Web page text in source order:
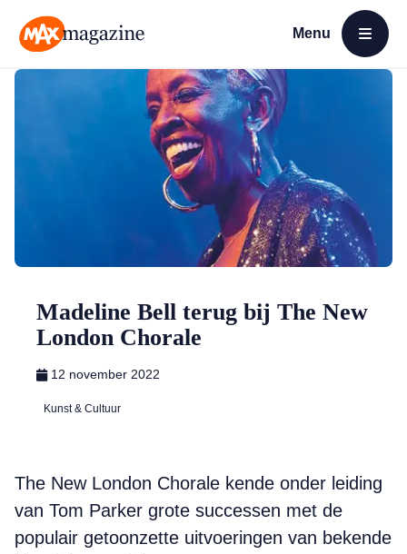
Menu
Open menu
Madeline Bell terug bij The New
London Chorale
12 november 2022
Kunst & Cultuur
The New London Chorale kende onder leiding
van Tom Parker grote successen met de
populair getoonzette uitvoeringen van bekende